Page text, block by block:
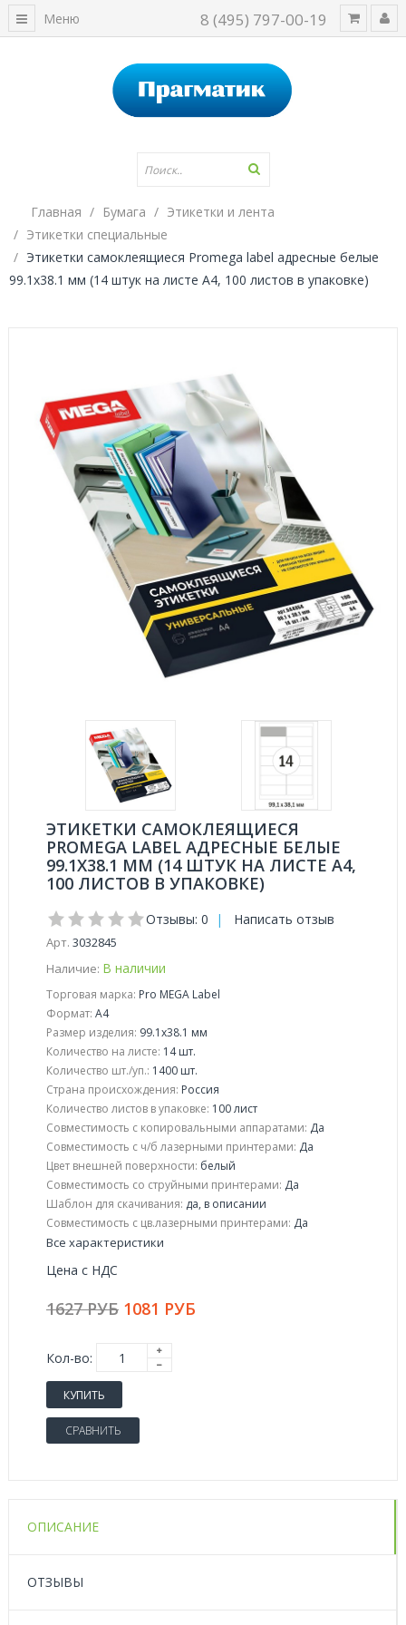
8 (495) 797-00-19
Меню
Главная Бумага
Этикетки и лента
Этикетки специальные
Этикетки самоклеящиеся Promega label адресные белые
99.1x38.1 мм (14 штук на листе А4, 100 листов в упаковке)
ЭТИКЕТКИ САМОКЛЕЯЩИЕСЯ
PROMEGA LABEL АДРЕСНЫЕ БЕЛЫЕ
99.1X38.1 ММ (14 ШТУК НА ЛИСТЕ А4,
100 ЛИСТОВ В УПАКОВКЕ)
Отзывы: 0 | Написать отзыв
Арт. 3032845
Наличие: В наличии
Торговая марка: Pro MEGA Label
Формат: A4
Размер изделия: 99.1x38.1 мм
Количество на листе: 14 шт.
Количество шт./уп.: 1400 шт.
Страна происхождения: Россия
Количество листов в упаковке: 100 лист
Совместимость с копировальными аппаратами: Да
Совместимость с ч/б лазерными принтерами: Да
Цвет внешней поверхности: белый
Совместимость со струйными принтерами: Да
Шаблон для скачивания: да, в описании
Совместимость с цв.лазерными принтерами: Да
Все характеристики
Цена с НДС
1627 РУБ 1081 РУБ
Кол-во:
КУПИТЬ
СРАВНИТЬ
ОПИСАНИЕ
ОТЗЫВЫ